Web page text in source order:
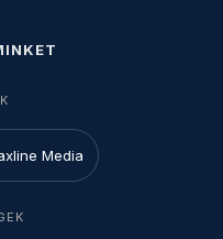
Media